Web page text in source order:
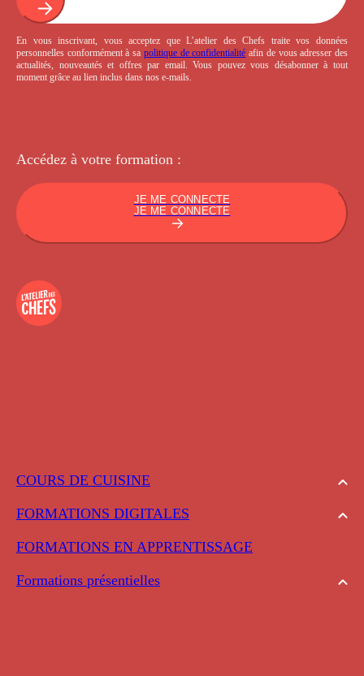
COURS DE CUISINE
FORMATIONS DIGITALES
FORMATIONS EN APPRENTISSAGE
Formations présentielles
En vous inscrivant, vous acceptez que L’atelier des Chefs traite vos données
personnelles conformément à sa politique de confidentialité afin de vous adresser des
actualités, nouveautés et offres par email. Vous pouvez vous désabonner à tout
moment grâce au lien inclus dans nos e-mails.
Accédez à votre formation :
JE ME CONNECTE
JE ME CONNECTE